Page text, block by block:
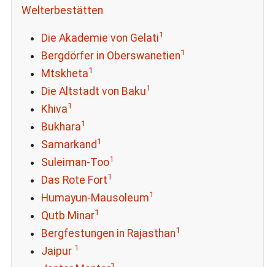
Welterbestätten
Die Akademie von Gelati1
Bergdörfer in Oberswanetien1
Mtskheta1
Die Altstadt von Baku1
Khiva1
Bukhara1
Samarkand 1
Suleiman-Too1
Das Rote Fort1
Humayun-Mausoleum1
Qutb Minar1
Bergfestungen in Rajasthan1
Jaipur 1